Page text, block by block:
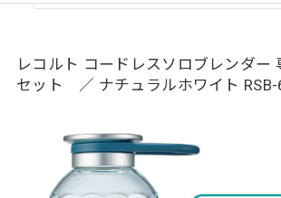
レコルト コードレスソロブレンダー
セット ／ ナチュラルホワイト RSB-